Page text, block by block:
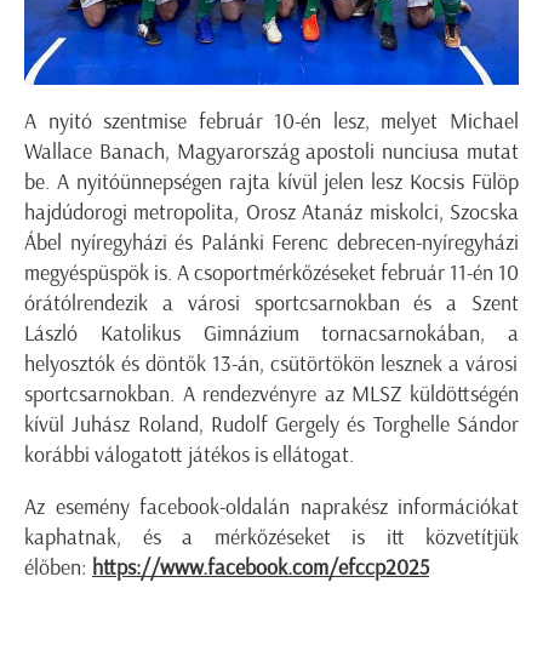
A nyitószentmise február 10-én lesz, melyet Michael
Wallace Banach, Magyarország apostoli nunciusa mutat
be. A nyitóünnepségen rajta kívül jelen lesz Kocsis Fülöp
hajdúdorogi metropolita, Orosz Atanáz miskolci, Szocska
Ábel nyíregyházi és Palánki Ferenc debrecen-nyíregyházi
megyéspüspök is. Acsoportmérkőzéseket február 11-én 10
órától rendezik a városi sportcsarnokban és a Szent
László Katolikus Gimnázium tornacsarnokában, a
helyosztók és döntők 13-án, csütörtökön lesznek a városi
sportcsarnokban. A rendezvényre az MLSZ küldöttségén
kívül Juhász Roland, Rudolf Gergely és Torghelle Sándor
korábbi válogatott játékos is ellátogat.
Az esemény facebook-oldalán naprakész információkat
kaphatnak, és a mérkőzéseket is itt közvetítjük
élőben: https://www.facebook.com/efccp2025